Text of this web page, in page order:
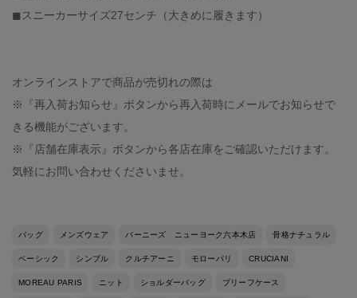
◼︎スニーカーサイズ27センチ（大きめに履きます）
オンラインストアで商品が売切れの際は
※『再入荷お知らせ』ボタンから再入荷時にメールでお知らせで
きる機能がございます。
※『店舗在庫表示』ボタンから各店在庫をご確認いただけます。
気軽にお問い合わせくださいませ。
バッグ メンズウェア バーニーズ ニューヨーク六本木店 骨格ナチュラル
ベーシック シンプル クルチアーニ モローパリ CRUCIANI
MOREAU PARIS ニット ショルダーバッグ ブリーフケース